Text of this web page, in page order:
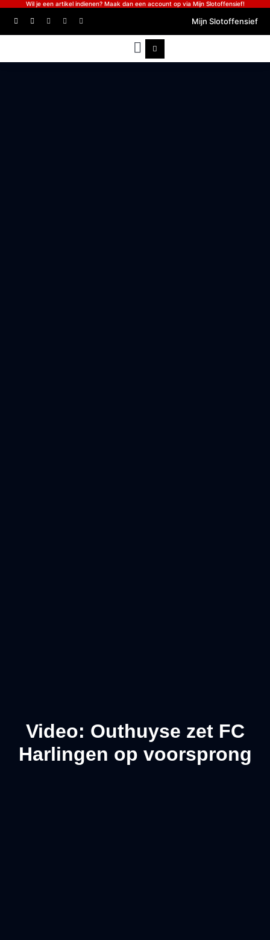
Wil je een artikel indienen? Maak dan een account op via Mijn Slotoffensief!
Mijn Slotoffensief
Video: Outhuyse zet FC
Harlingen op voorsprong